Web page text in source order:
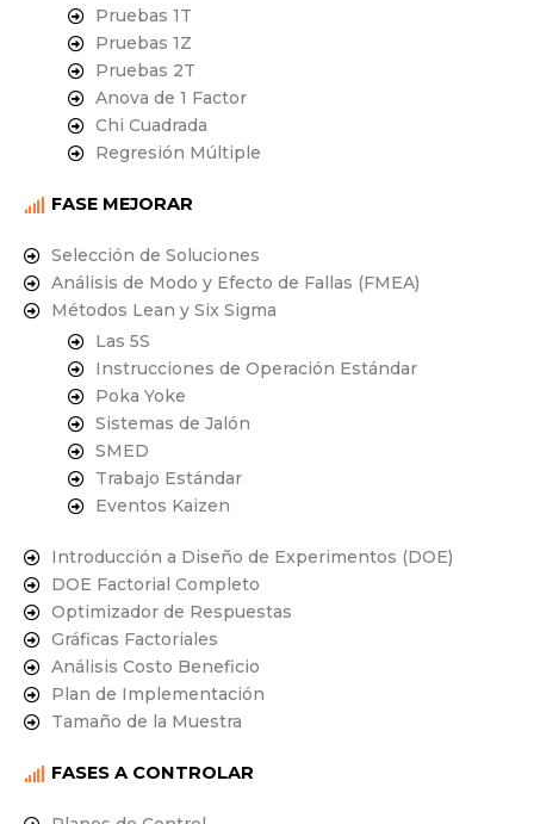
Pruebas 1T
Pruebas 1Z
Pruebas 2T
Anova de 1 Factor
Chi Cuadrada
Regresión Múltiple
FASE MEJORAR
Selección de Soluciones
Análisis de Modo y Efecto de Fallas (FMEA)
Métodos Lean y Six Sigma
Las 5S
Instrucciones de Operación Estándar
Poka Yoke
Sistemas de Jalón
SMED
Trabajo Estándar
Eventos Kaizen
Introducción a Diseño de Experimentos (DOE)
DOE Factorial Completo
Optimizador de Respuestas
Gráficas Factoriales
Análisis Costo Beneficio
Plan de Implementación
Tamaño de la Muestra
FASES A CONTROLAR